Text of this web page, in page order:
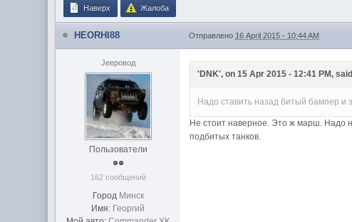
Наверх Жалоба
HEORHI88 Отправлено 16 April 2015 - 10:44 AM
Jeepовод
Пользователи
162 сообщений
Город Минск
Имя: Георгий
'DNK', on 15 Apr 2015 - 12:41 PM,
Надо ставить назад битый бампер и
Не стоит наверное. Это ж марш. Надо
подбитых танков.